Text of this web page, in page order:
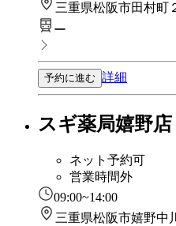
三重県松阪市田村町
ー
予約に進む 詳細
スギ薬局嬉野店
ネット予約可
営業時間外
09:00~14:00
三重県松阪市嬉野中